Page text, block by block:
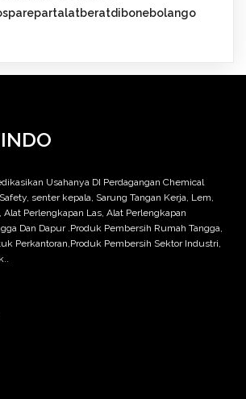
Usahanya DI Perdagangan Chemical
senter kepala, Sarung Tangan Kerja, Lem,
Alat Perlengkapan Las, Alat Perlengkapan
Dan Dapur .Produk Pembersih Rumah Tangga,
Perkantoran,Produk Pembersih Sektor Industri,